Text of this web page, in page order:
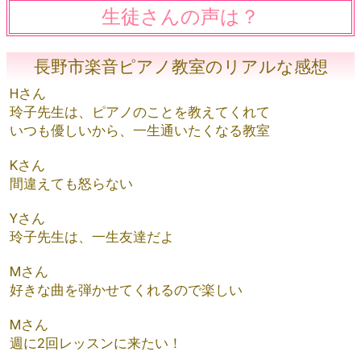
生徒さんの声は？
長野市楽音ピアノ教室のリアルな感想
Hさん
玲子先生は、ピアノのことを教えてくれて
いつも優しいから、一生通いたくなる教室
Kさん
間違えても怒らない
Yさん
玲子先生は、一生友達だよ
Mさん
好きな曲を弾かせてくれるので楽しい
Mさん
週に2回レッスンに来たい！